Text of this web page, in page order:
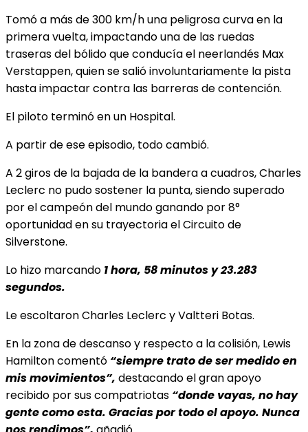
Tomó a más de 300 km/h una peligrosa curva en la
primera vuelta, impactando una de las ruedas
traseras del bólido que conducía el neerlandés Max
Verstappen, quien se salió involuntariamente la pista
hasta impactar contra las barreras de contención.
El piloto terminó en un Hospital.
A partir de ese episodio, todo cambió.
A 2 giros de la bajada de la bandera a cuadros, Charles
Leclerc no pudo sostener la punta, siendo superado
por el campeón del mundo ganando por 8°
oportunidad en su trayectoria el Circuito de
Silverstone.
Lo hizo marcando 1 hora, 58 minutos y 23.283
segundos.
Le escoltaron Charles Leclerc y Valtteri Botas.
En la zona de descanso y respecto a la colisión, Lewis
Hamilton comentó “siempre trato de ser medido en
mis movimientos”, destacando el gran apoyo
recibido por sus compatriotas “donde vayas, no hay
gente como esta. Gracias por todo el apoyo. Nunca